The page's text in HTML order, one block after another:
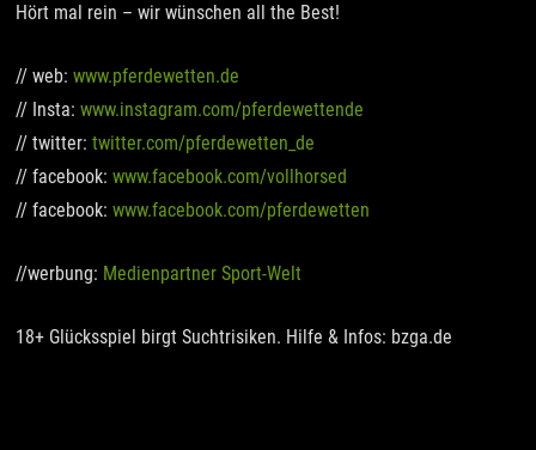
Hört mal rein – wir wünschen all the Best!
// web:www.pferdewetten.de
// Insta:www.instagram.com/pferdewettende
// twitter:twitter.com/pferdewetten_de
// facebook:www.facebook.com/vollhorsed
// facebook:www.facebook.com/pferdewetten
//werbung: Medienpartner Sport-Welt
18+ Glücksspiel birgt Suchtrisiken. Hilfe & Infos: bzga.de